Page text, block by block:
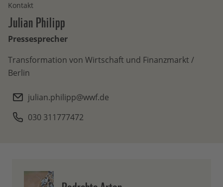
Kontakt
JulianPhilipp
Pressesprecher
Transformation von Wirtschaft und Finanzmarkt /
Berlin
julian.philipp@wwf.de
030 311777472